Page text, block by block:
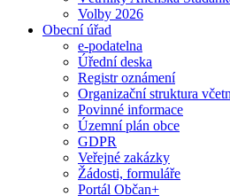
Volby 2026
Obecní úřad
e-podatelna
Úřední deska
Registr oznámení
Organizační struktura
Povinné informace
Územní plán obce
GDPR
Veřejné zakázky
Žádosti, formuláře
Portál Občan+